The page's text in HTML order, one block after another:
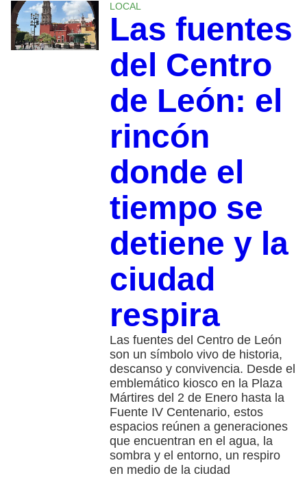
LOCAL
Las fuentes
del Centro
de León: el
rincón
donde el
tiempo se
detiene y la
ciudad
respira
Las fuentes del Centro de León
son un símbolo vivo de historia,
descanso y convivencia. Desde el
emblemático kiosco en la Plaza
Mártires del 2 de Enero hasta la
Fuente IV Centenario, estos
espacios reúnen a generaciones
que encuentran en el agua, la
sombra y el entorno, un respiro
en medio de la ciudad